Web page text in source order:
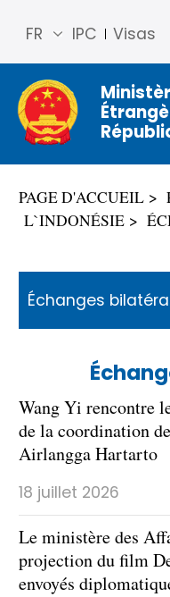
IPC Visas
FR
简体
中文
Engli
sh
Русс
Espa
ñol
PAGE D'ACCUEIL
L`INDONÉSIE
Wang Yi rencontre
de la coordination
Airlangga Hartarto
18 juillet 2026
Le ministère des
projection du film
envoyés
Échanges